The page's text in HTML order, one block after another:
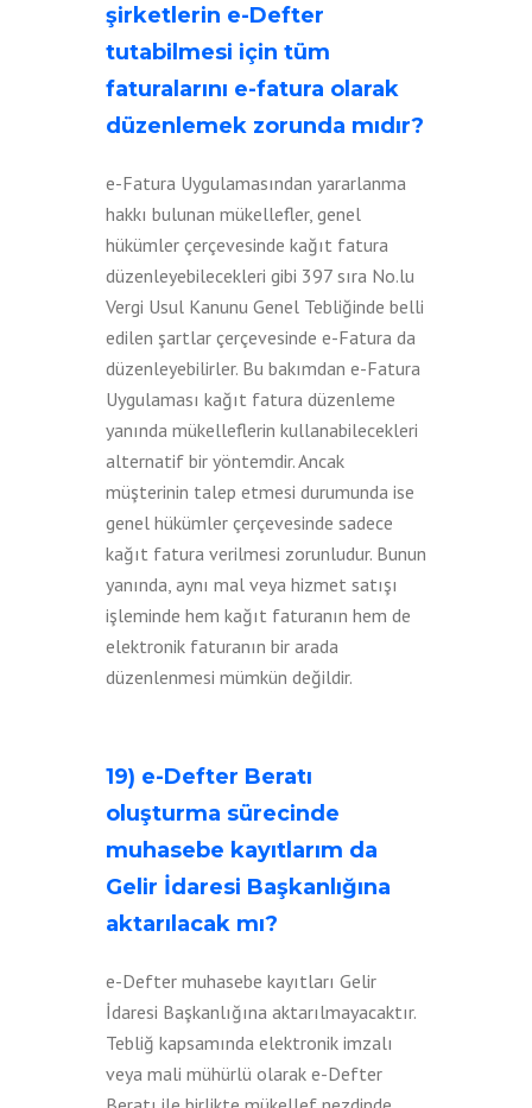
şirketlerin e-Defter
tutabilmesi için tüm
faturalarını e-fatura olarak
düzenlemek zorunda mıdır?
e-Fatura Uygulamasından yararlanma
hakkı bulunan mükellefler, genel
hükümler çerçevesinde kağıt fatura
düzenleyebilecekleri gibi 397 sıra No.lu
Vergi Usul Kanunu Genel Tebliğinde belli
edilen şartlar çerçevesinde e-Fatura da
düzenleyebilirler. Bu bakımdan e-Fatura
Uygulaması kağıt fatura düzenleme
yanında mükelleflerin kullanabilecekleri
alternatif bir yöntemdir. Ancak
müşterinin talep etmesi durumunda ise
genel hükümler çerçevesinde sadece
kağıt fatura verilmesi zorunludur. Bunun
yanında, aynı mal veya hizmet satışı
işleminde hem kağıt faturanın hem de
elektronik faturanın bir arada
düzenlenmesi mümkün değildir.
19) e-Defter Beratı
oluşturma sürecinde
muhasebe kayıtlarım da
Gelir İdaresi Başkanlığına
aktarılacak mı?
e-Defter muhasebe kayıtları Gelir
İdaresi Başkanlığına aktarılmayacaktır.
Tebliğ kapsamında elektronik imzalı
veya mali mühürlü olarak e-Defter